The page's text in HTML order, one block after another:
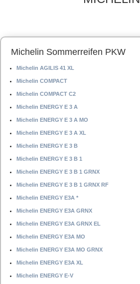
Michelin Sommerreifen PKW
Michelin AGILIS 41 XL
Michelin COMPACT
Michelin COMPACT C2
Michelin ENERGY E 3 A
Michelin ENERGY E 3 A MO
Michelin ENERGY E 3 A XL
Michelin ENERGY E 3 B
Michelin ENERGY E 3 B 1
Michelin ENERGY E 3 B 1 GRNX
Michelin ENERGY E 3 B 1 GRNX RF
Michelin ENERGY E3A *
Michelin ENERGY E3A GRNX
Michelin ENERGY E3A GRNX EL
Michelin ENERGY E3A MO
Michelin ENERGY E3A MO GRNX
Michelin ENERGY E3A XL
Michelin ENERGY E-V